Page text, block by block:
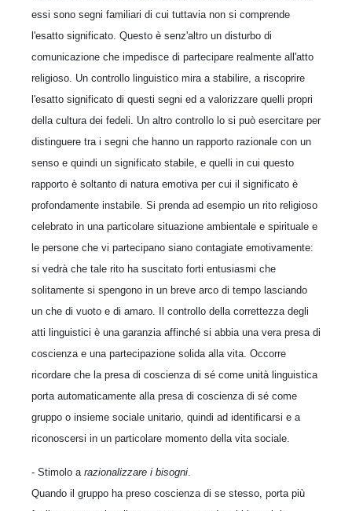
essi sono segni familiari di cui tuttavia non si comprende
l'esatto significato. Questo è senz'altro un disturbo di
comunicazione che impedisce di partecipare realmente all'atto
religioso. Un controllo linguistico mira a stabilire, a riscoprire
l'esatto significato di questi segni ed a valorizzare quelli propri
della cultura dei fedeli. Un altro controllo lo si può esercitare per
distinguere tra i segni che hanno un rapporto razionale con un
senso e quindi un significato stabile, e quelli in cui questo
rapporto è soltanto di natura emotiva per cui il significato è
profondamente instabile. Si prenda ad esempio un rito religioso
celebrato in una particolare situazione ambientale e spirituale e
le persone che vi partecipano siano contagiate emotivamente:
si vedrà che tale rito ha suscitato forti entusiasmi che
solitamente si spengono in un breve arco di tempo lasciando
un che di vuoto e di amaro. Il controllo della correttezza degli
atti linguistici è una garanzia affinché si abbia una vera presa di
coscienza e una partecipazione solida alla vita. Occorre
ricordare che la presa di coscienza di sé come unità linguistica
porta automaticamente alla presa di coscienza di sé come
gruppo o insieme sociale unitario, quindi ad identificarsi e a
riconoscersi in un particolare momento della vita sociale.
- Stimolo a razionalizzare i bisogni
Quando il gruppo ha preso coscienza di se stesso, porta più